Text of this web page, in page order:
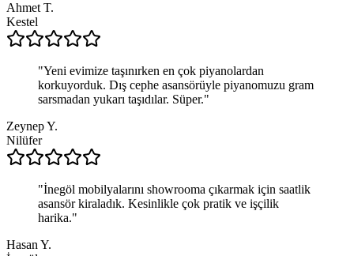
Ahmet T.
Kestel
"Yeni evimize taşınırken en çok piyanolardan
korkuyorduk. Dış cephe asansörüyle piyanomuzu gram
sarsmadan yukarı taşıdılar. Süper."
Zeynep Y.
Nilüfer
"İnegöl mobilyalarını showrooma çıkarmak için saatlik
asansör kiraladık. Kesinlikle çok pratik ve işçilik
harika."
Hasan Y.